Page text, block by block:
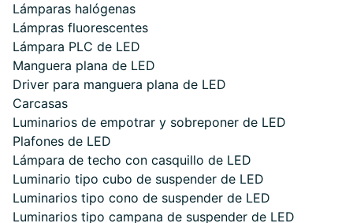
Lámparas halógenas
Lámpras fluorescentes
Lámpara PLC de LED
Manguera plana de LED
Driver para manguera plana de LED
Carcasas
Luminarios de empotrar y sobreponer de LED
Plafones de LED
Lámpara de techo con casquillo de LED
Luminario tipo cubo de suspender de LED
Luminarios tipo cono de suspender de LED
Luminarios tipo campana de suspender de LED